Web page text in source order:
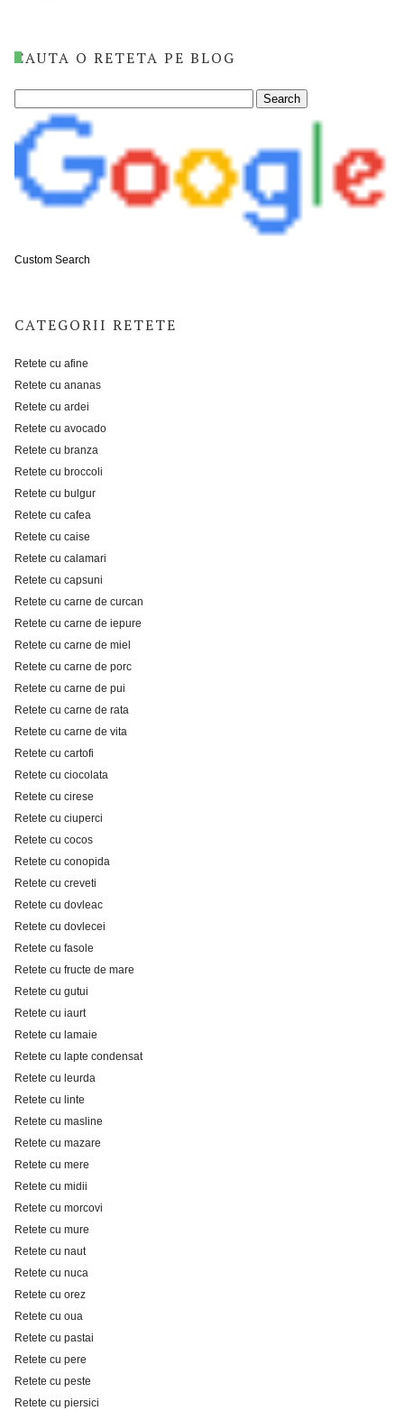
CAUTA O RETETA PE BLOG
Custom Search
CATEGORII RETETE
Retete cu afine
Retete cu ananas
Retete cu ardei
Retete cu avocado
Retete cu branza
Retete cu broccoli
Retete cu bulgur
Retete cu cafea
Retete cu caise
Retete cu calamari
Retete cu capsuni
Retete cu carne de curcan
Retete cu carne de iepure
Retete cu carne de miel
Retete cu carne de porc
Retete cu carne de pui
Retete cu carne de rata
Retete cu carne de vita
Retete cu cartofi
Retete cu ciocolata
Retete cu cirese
Retete cu ciuperci
Retete cu cocos
Retete cu conopida
Retete cu creveti
Retete cu dovleac
Retete cu dovlecei
Retete cu fasole
Retete cu fructe de mare
Retete cu gutui
Retete cu iaurt
Retete cu lamaie
Retete cu lapte condensat
Retete cu leurda
Retete cu linte
Retete cu masline
Retete cu mazare
Retete cu mere
Retete cu midii
Retete cu morcovi
Retete cu mure
Retete cu naut
Retete cu nuca
Retete cu orez
Retete cu oua
Retete cu pastai
Retete cu pere
Retete cu peste
Retete cu piersici